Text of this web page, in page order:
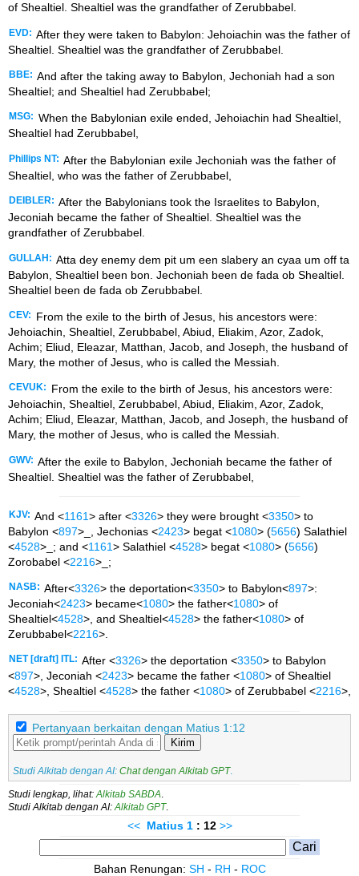
of Shealtiel. Shealtiel was the grandfather of Zerubbabel.
EVD: After they were taken to Babylon: Jehoiachin was the father of
Shealtiel. Shealtiel was the grandfather of Zerubbabel.
BBE: And after the taking away to Babylon, Jechoniah had a son
Shealtiel; and Shealtiel had Zerubbabel;
MSG: When the Babylonian exile ended, Jehoiachin had Shealtiel,
Shealtiel had Zerubbabel,
Phillips NT: After the Babylonian exile Jechoniah was the father of
Shealtiel, who was the father of Zerubbabel,
DEIBLER: After the Babylonians took the Israelites to Babylon,
Jeconiah became the father of Shealtiel. Shealtiel was the
grandfather of Zerubbabel.
GULLAH: Atta dey enemy dem pit um een slabery an cyaa um off ta
Babylon, Shealtiel been bon. Jechoniah been de fada ob Shealtiel.
Shealtiel been de fada ob Zerubbabel.
CEV:
From the exile to the birth of Jesus, his ancestors were:
Jehoiachin, Shealtiel, Zerubbabel, Abiud, Eliakim, Azor, Zadok,
Achim; Eliud, Eleazar, Matthan, Jacob, and Joseph, the husband of
Mary, the mother of Jesus, who is called the Messiah.
CEVUK:
From the exile to the birth of Jesus, his ancestors were:
Jehoiachin, Shealtiel, Zerubbabel, Abiud, Eliakim, Azor, Zadok,
Achim; Eliud, Eleazar, Matthan, Jacob, and Joseph, the husband of
Mary, the mother of Jesus, who is called the Messiah.
GWV: After the exile to Babylon, Jechoniah became the father of
Shealtiel. Shealtiel was the father of Zerubbabel,
KJV: And <1161> after <3326> they were brought <3350> to
Babylon <897>_, Jechonias <2423> begat <1080> (5656) Salathiel
<4528>_; and <1161> Salathiel <4528> begat <1080> (5656)
Zorobabel <2216>_;
NASB: After<3326> the deportation<3350> to Babylon<897>:
Jeconiah<2423> became<1080> the father<1080> of
Shealtiel<4528>, and Shealtiel<4528> the father<1080> of
Zerubbabel<2216>.
NET [draft] ITL: After <3326> the deportation <3350> to Babylon
<897>, Jeconiah <2423> became the father <1080> of Shealtiel
<4528>, Shealtiel <4528> the father <1080> of Zerubbabel <2216>,
Pertanyaan berkaitan dengan Matius 1:12
Kirim
Studi Alkitab dengan AI: Chat dengan Alkitab GPT.
Studi lengkap, lihat: Alkitab SABDA
Studi Alkitab dengan AI: Alkitab GPT.
<< Matius 1 : 12 >>
Bahan Renungan: SH - RH - ROC